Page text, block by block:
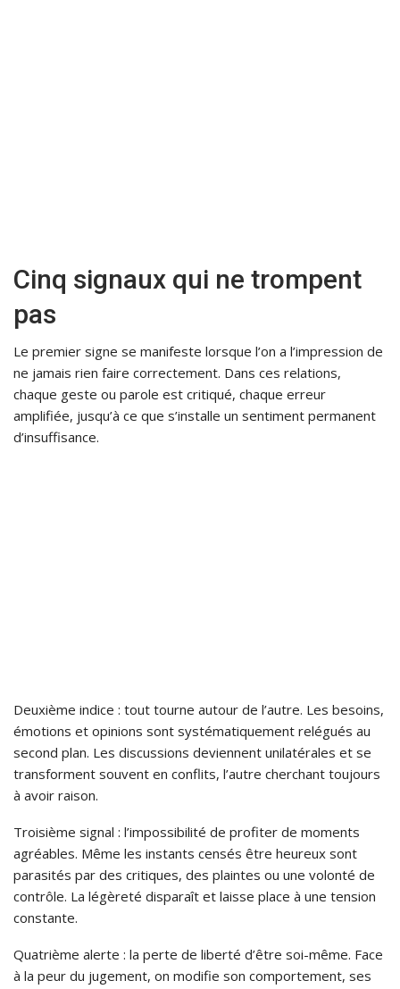
Cinq signaux qui ne trompent
pas
Le premier signe se manifeste lorsque l’on a l’impression de
ne jamais rien faire correctement. Dans ces relations,
chaque geste ou parole est critiqué, chaque erreur
amplifiée, jusqu’à ce que s’installe un sentiment permanent
d’insuffisance.
Deuxième indice : tout tourne autour de l’autre. Les besoins,
émotions et opinions sont systématiquement relégués au
second plan. Les discussions deviennent unilatérales et se
transforment souvent en conflits, l’autre cherchant toujours
à avoir raison.
Troisième signal : l’impossibilité de profiter de moments
agréables. Même les instants censés être heureux sont
parasités par des critiques, des plaintes ou une volonté de
contrôle. La légèreté disparaît et laisse place à une tension
constante.
Quatrième alerte : la perte de liberté d’être soi-même. Face
à la peur du jugement, on modifie son comportement, ses